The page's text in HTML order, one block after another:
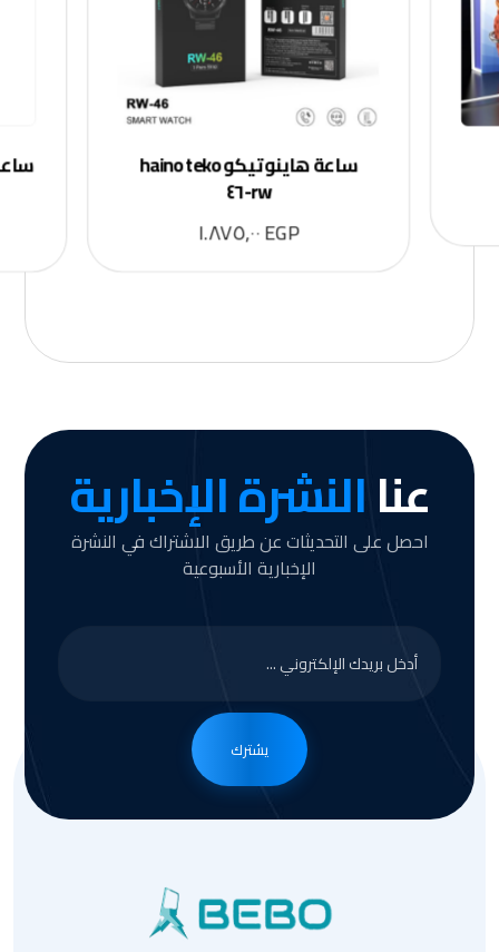
ساعة هاينو تيكو haino teko
rw-٤٦
EGP
عناالنشرة الإخبارية
احصل على التحديثات عن طريق الاشتراك في النشرة
الإخبارية الأسبوعية
يشترك